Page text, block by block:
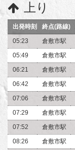
上り
出発時刻 終点(路線)
05:23
倉敷市駅
05:49
倉敷市駅
06:21
倉敷市駅
06:42
倉敷市駅
07:06
倉敷市駅
07:29
倉敷市駅
07:52
倉敷市駅
08:26
倉敷市駅